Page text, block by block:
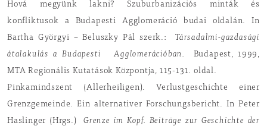
Hová megyünk lakni? Szuburbanizációs minták és
konfliktusok a Budapesti Agglomeráció budai oldalán. In
Bartha Györgyi – Beluszky Pál szerk.: Társadalmi-gazdasági
átalakulás a Budapesti
Agglomerációban.
Budapest, 1999,
MTA Regionális Kutatások Központja, 115-131. oldal.
Pinkamindszent (Allerheiligen). Verlustgeschichte einer
Grenzgemeinde. Ein alternativer Forschungsbericht. In Peter
Haslinger (Hrgs.) Grenze im Kopf. Beiträge zur Geschichte der